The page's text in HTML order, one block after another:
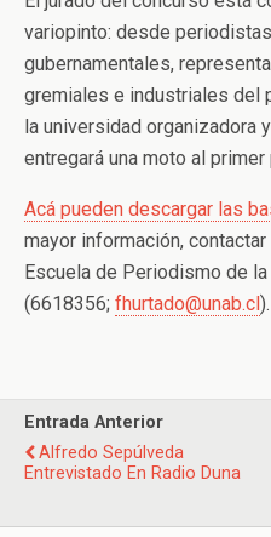
variopinto: desde
gubernamentales,
gremiales e industriales del
la universidad organizadora
entregará una moto al primer
Acá pueden descargar las
mayor información,
Escuela de Periodismo de
(6618356; fhurtado@unab.cl).
Entrada Anterior
Alfredo Sepúlveda
Entrevistado En Radio Duna